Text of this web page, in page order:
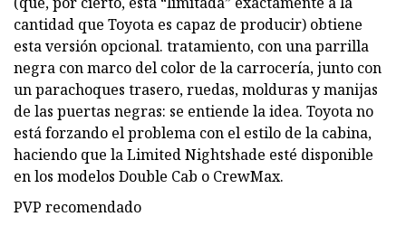
cantidad que Toyota es capaz de producir) obtiene
esta versión opcional. tratamiento, con una parrilla
negra con marco del color de la carrocería, junto con
un parachoques trasero, ruedas, molduras y manijas
de las puertas negras: se entiende la idea. Toyota no
está forzando el problema con el estilo de la cabina,
haciendo que la Limited Nightshade esté disponible
en los modelos Double Cab o CrewMax.
PVP recomendado